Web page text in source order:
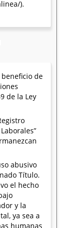
).
beneficio de
de la Ley
abusivo
Título.
el hecho
y la
ya sea a
humanas